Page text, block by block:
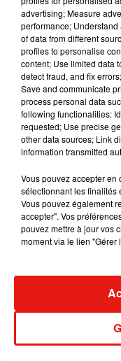
Musique
7
7
Il
advertising; Measure
performance;
of data from different
profiles to personalise
content; Use limited data
detect fraud, and fix
Save and communicate
process personal data
following functionalities:
requested; Use precise
other data sources; Link
information transmitted
Vous pouvez accepter en
sélectionnant les finalités
Vous pouvez également
accepter". Vos
pouvez mettre à jour vos
moment via le lien "Gérer